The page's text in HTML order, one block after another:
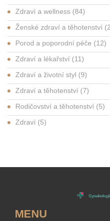
Zdraví a wellness (84)
Ženské zdraví a těhotenství
Porod a poporodní péče (12)
Zdraví a lékařství (11)
Zdraví a životní styl (9)
Zdraví a těhotenství (7)
Rodičovství a těhotenství (5)
Zdraví (5)
MENU